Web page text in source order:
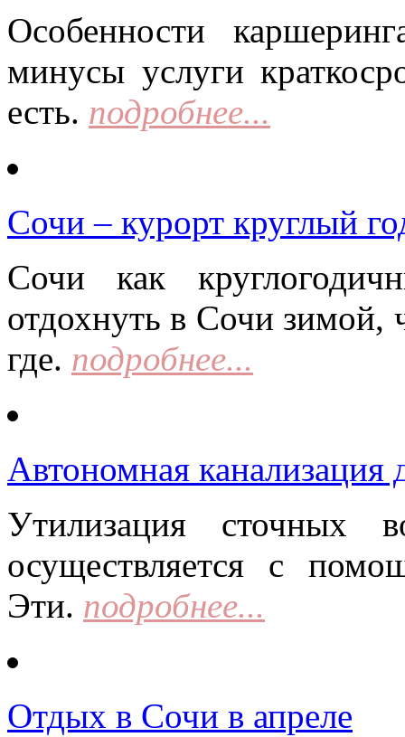
Особенности
минусы услуги
есть. подробнее...
Сочи – курорт круглый
Сочи как
отдохнуть в Сочи зимой,
где. подробнее...
Автономная канализация
Утилизация сточных
осуществляется с
Эти. подробнее...
Отдых в Сочи в апреле